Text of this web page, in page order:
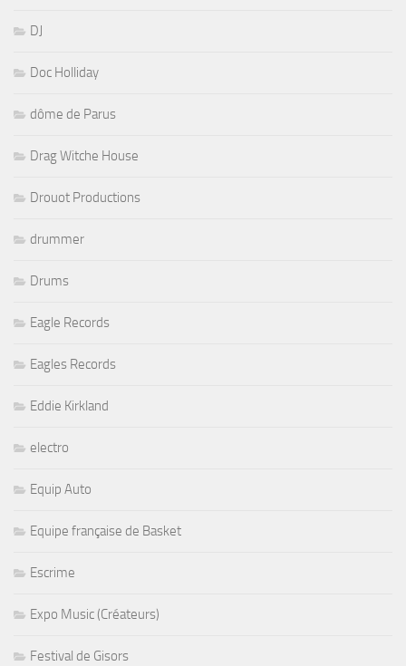
DJ
Doc Holliday
dôme de Parus
Drag Witche House
Drouot Productions
drummer
Drums
Eagle Records
Eagles Records
Eddie Kirkland
electro
Equip Auto
Equipe française de Basket
Escrime
Expo Music (Créateurs)
Festival de Gisors